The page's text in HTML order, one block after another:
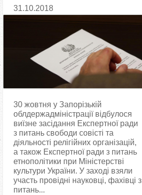
право мусульманок на фото в
31.10.2018
30 жовтня у Запорізькій
облдержадміністрації відбулося
виїзне засідання Експертної ради
з питань свободи совісті та
діяльності релігійних організацій,
а також Експертної ради з питань
етнополітики при Міністерстві
культури України. У заході взяли
участь провідні науковці, фахівці з
питань...